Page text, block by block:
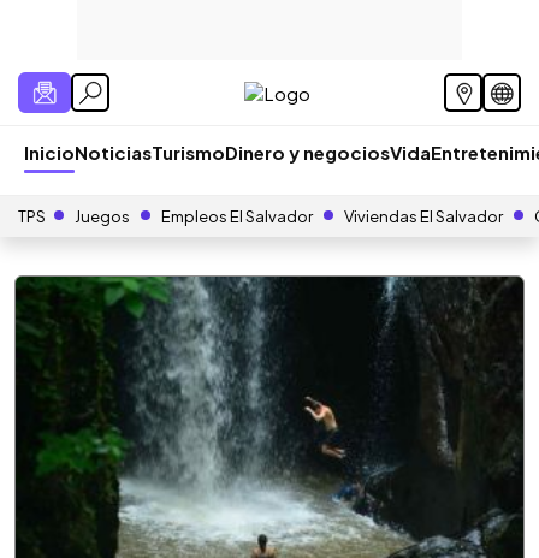
InicioNoticiasTurismoDinero y negociosVida
TPS Juegos Empleos El Salvador Viviendas El Salvador